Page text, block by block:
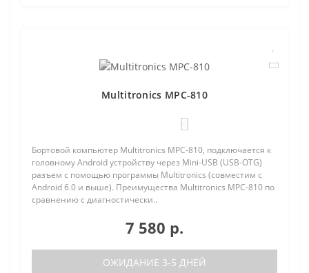
Multitronics MPC-810
Бортовой компьютер Multitronics MPC-810, подключается к
головному Android устройству через Mini-USB (USB-OTG)
разъем с помощью программы Multitronics (совместим с
Android 6.0 и выше). Преимущества Multitronics MPC-810 по
сравнению с диагностически..
7 580 р.
ОЖИДАНИЕ 3-5 ДНЕЙ